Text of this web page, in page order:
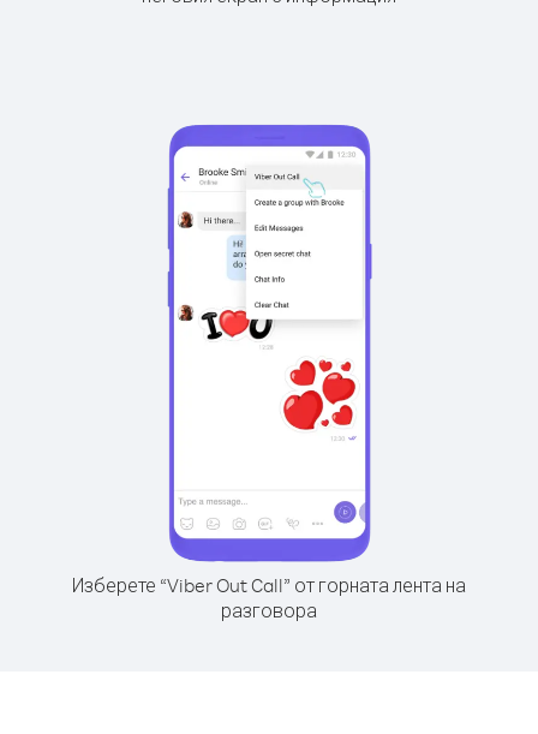
Изберете “Viber Out Call” от горната лента на
разговора